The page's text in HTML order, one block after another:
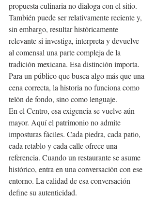
propuesta culinaria no dialoga con el sitio.
También puede ser relativamente reciente y,
sin embargo, resultar históricamente
relevante si investiga, interpreta y devuelve
al comensal una parte compleja de la
tradición mexicana. Esa distinción importa.
Para un público que busca algo más que una
cena correcta, la historia no funciona como
telón de fondo, sino como lenguaje.
En el Centro, esa exigencia se vuelve aún
mayor. Aquí el patrimonio no admite
imposturas fáciles. Cada piedra, cada patio,
cada retablo y cada calle ofrece una
referencia. Cuando un restaurante se asume
histórico, entra en una conversación con ese
entorno. La calidad de esa conversación
define su autenticidad.